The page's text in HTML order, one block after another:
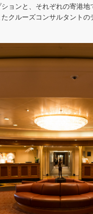
ョンと、 それぞれの寄港地
たクルーズコンサルタントの